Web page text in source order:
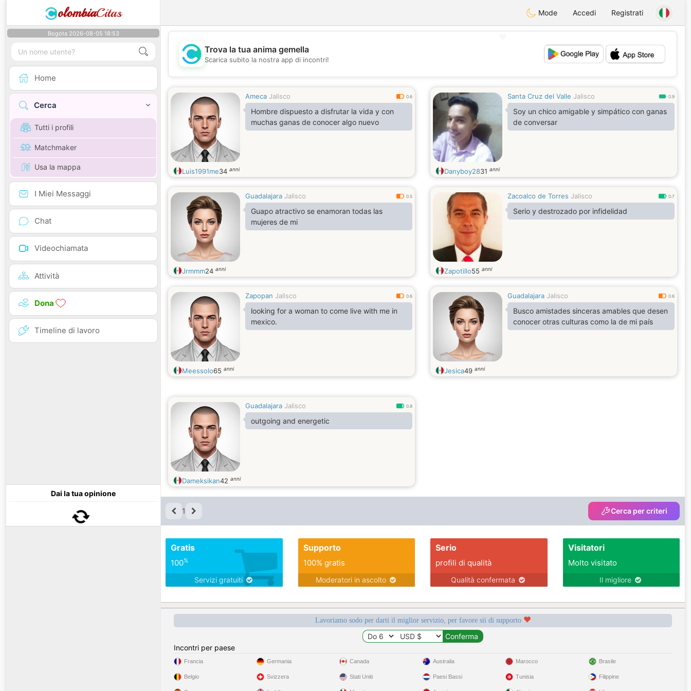
olombiaCitas Mode Accedi Registrati
Bogota 2026-08-05 18:53
Home
Cerca
Tutti i profili
Matchmaker
Usa la mappa
I Miei Messaggi
Chat
Videochiamata
Attività
Dona
Timeline di lavoro
Dai la tua opinione
💖
💕
Trova la tua anima gemella
Scarica subito la nostra app di incontri!
Ameca Jalisco 0.6
Hombre dispuesto a disfrutar la vida y con
muchas ganas de conocer algo nuevo
Luis1991me34 anni
Santa Cruz del Valle Jalisco 0.9
Soy un chico amigable y simpático con ganas
de conversar
Danyboy2831 anni
Guadalajara Jalisco 0.5
Guapo atractivo se enamoran todas las
mujeres de mi
Jrmmm24 anni
Zacoalco de Torres Jalisco 0.7
Serio y destrozado por infidelidad
Zapotillo55 anni
Zapopan Jalisco 0.6
looking for a woman to come live with me in
mexico.
Meessolo65 anni
Guadalajara Jalisco 0.6
Busco amistades sinceras amables que desen
conocer otras culturas como la de mi país
Jesica49 anni
Guadalajara Jalisco 0.8
outgoing and energetic
Dameksikan42 anni
1 Cerca per criteri
Gratis
100%
Servizi gratuiti
Supporto
100% gratis
Moderatori in ascolto
Serio
profili di qualità
Qualità confermata
Visitatori
Molto visitato
Il migliore
Lavoriamo sodo per darti il miglior servizio, per favore sii di supporto
Incontri per paese
Francia
Belgio
Germania
Svizzera
Canada
Stati Uniti
Australia
Paesi Bassi
Marocco
Tunisia
Brasile
Filippine